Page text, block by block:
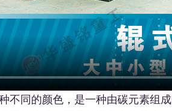
不同的颜色，是一种由碳元素组